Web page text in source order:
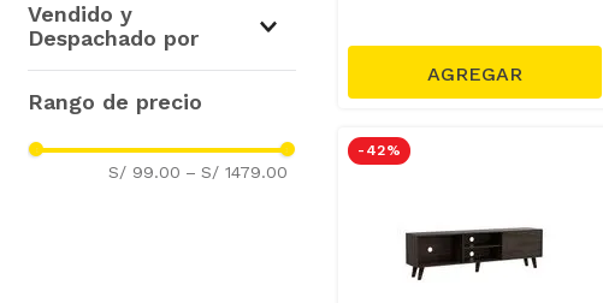
Rack TV (1)
Vendido y
Despachado por
S/ 99.00 – S/ 1479.00
- 42 %